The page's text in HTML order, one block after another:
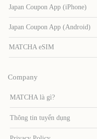
Japan Coupon App (iPhone)
Japan Coupon App (Android)
MATCHA eSIM
Company
MATCHA là gì?
Thông tin tuyển dụng